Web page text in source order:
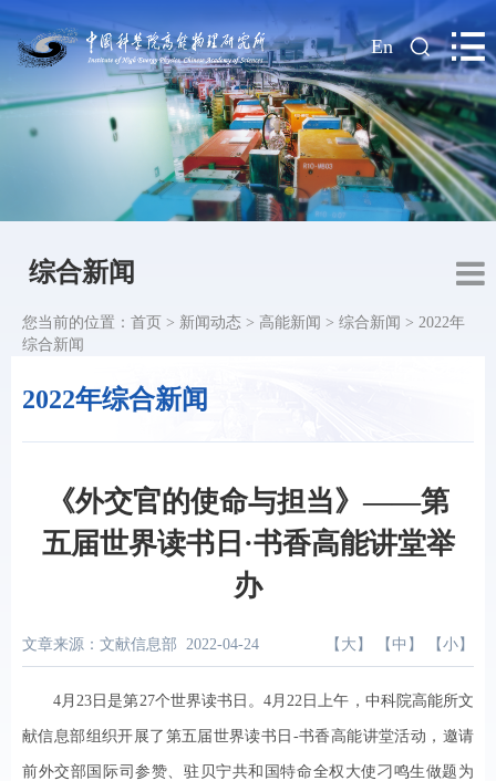
| En
综合新闻
2022年综合新闻
您当前的位置： 首页 > 新闻动态 > 高能新闻 > 综合新闻 > 2022年
综合新闻
《外交官的使命与担当》——第
五届世界读书日·书香高能讲堂举
办
文章来源：文献信息部 2022-04-24 【 大 】 【 中 】 【 小 】
4月23日是第27个世界读书日。4月22日上午，中科院高能所文
献信息部组织开展了第五届世界读书日-书香高能讲堂活动，邀请
前外交部国际司参赞、驻贝宁共和国特命全权大使刁鸣生做题为